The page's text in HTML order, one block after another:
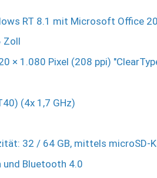
RT 8.1 mit Microsoft Office
Zoll
× 1.080 Pixel (208 ppi)
(4x 1,7 GHz)
32 / 64 GB, mittels microSD-
Bluetooth 4.0